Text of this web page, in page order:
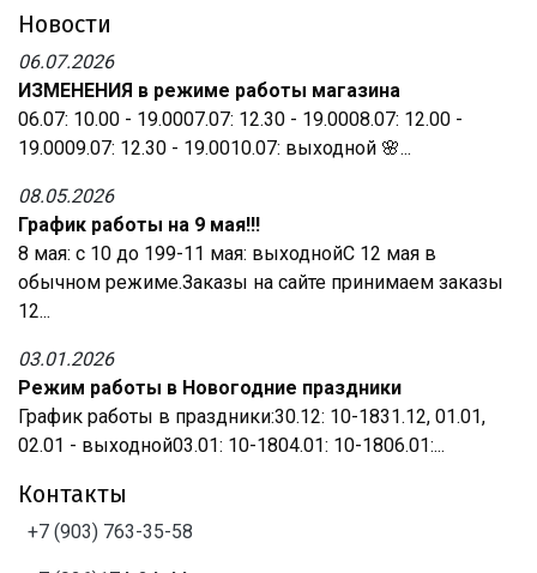
Новости
06.07.2026
ИЗМЕНЕНИЯ в режиме работы магазина
06.07: 10.00 - 19.0007.07: 12.30 - 19.0008.07: 12.00 -
19.0009.07: 12.30 - 19.0010.07: выходной 🌸...
08.05.2026
График работы на 9 мая!!!
8 мая: с 10 до 199-11 мая: выходнойС 12 мая в
обычном режиме.Заказы на сайте принимаем заказы
12...
03.01.2026
Режим работы в Новогодние праздники
График работы в праздники:30.12: 10-1831.12, 01.01,
02.01 - выходной03.01: 10-1804.01: 10-1806.01:...
Контакты
+7 (903) 763-35-58